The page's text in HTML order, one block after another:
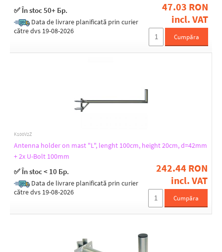
✅ În stoc 50+ Бр.
Data de livrare planificată prin curier
către dvs 19-08-2026
47.03 RON
incl. VAT
Cumpăra
K100V2Z
Antenna holder on mast "L", lenght 100cm, height 20cm, d=42mm
+ 2x U-Bolt 100mm
✅ În stoc < 10 Бр.
Data de livrare planificată prin curier
către dvs 19-08-2026
242.44 RON
incl. VAT
Cumpăra